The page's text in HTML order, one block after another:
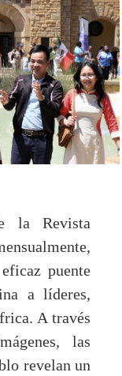
la Revista
puente
a líderes,
A través
las
revelan un